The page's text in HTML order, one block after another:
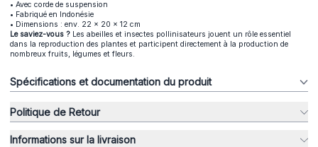
• Avec corde de suspension
• Fabriqué en Indonésie
• Dimensions : env. 22 × 20 × 12 cm
Le saviez-vous ? Les abeilles et insectes pollinisateurs jouent un rôle essentiel
dans la reproduction des plantes et participent directement à la production de
nombreux fruits, légumes et fleurs.
Spécifications et documentation du produit
Politique de Retour
Informations sur la livraison